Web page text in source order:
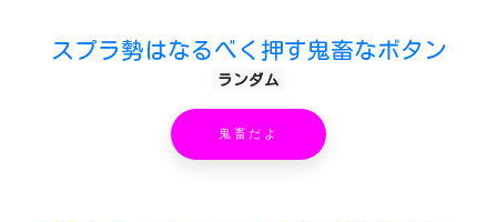
スプラ勢はなるべく押す鬼畜なボタン
ランダム
鬼畜だよ